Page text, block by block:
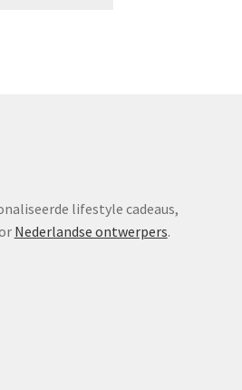
lifestyle cadeaus,
Nederlandse ontwerpers.